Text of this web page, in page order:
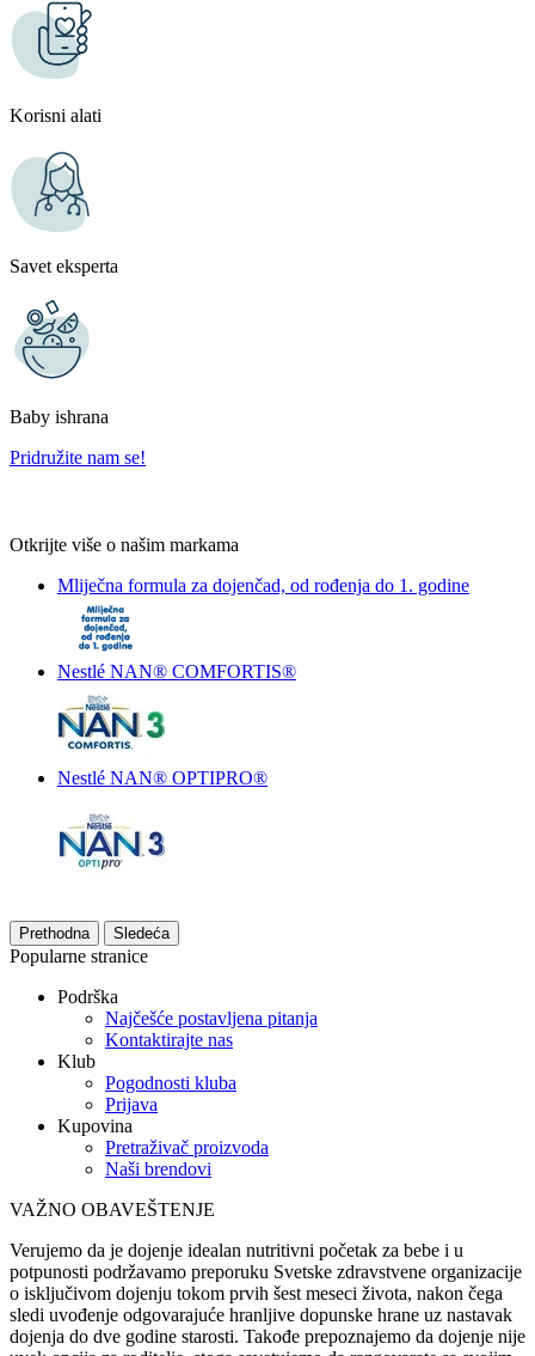
Korisni alati
Savet eksperta
Baby ishrana
Pridružite nam se!
Otkrijte više o našim markama
Mliječna formula za dojenčad, od rođenja do 1. godine
Nestlé NAN® COMFORTIS®
Nestlé NAN® OPTIPRO®
Prethodna Sledeća
Popularne stranice
Podrška
Najčešće postavljena pitanja
Kontaktirajte nas
Klub
Pogodnosti kluba
Prijava
Kupovina
Pretraživač proizvoda
Naši brendovi
VAŽNO OBAVEŠTENJE
Verujemo da je dojenje idealan nutritivni početak za bebe i u
potpunosti podržavamo preporuku Svetske zdravstvene organizacije
o isključivom dojenju tokom prvih šest meseci života, nakon čega
sledi uvođenje odgovarajuće hranljive dopunske hrane uz nastavak
dojenja do dve godine starosti. Takođe prepoznajemo da dojenje nije